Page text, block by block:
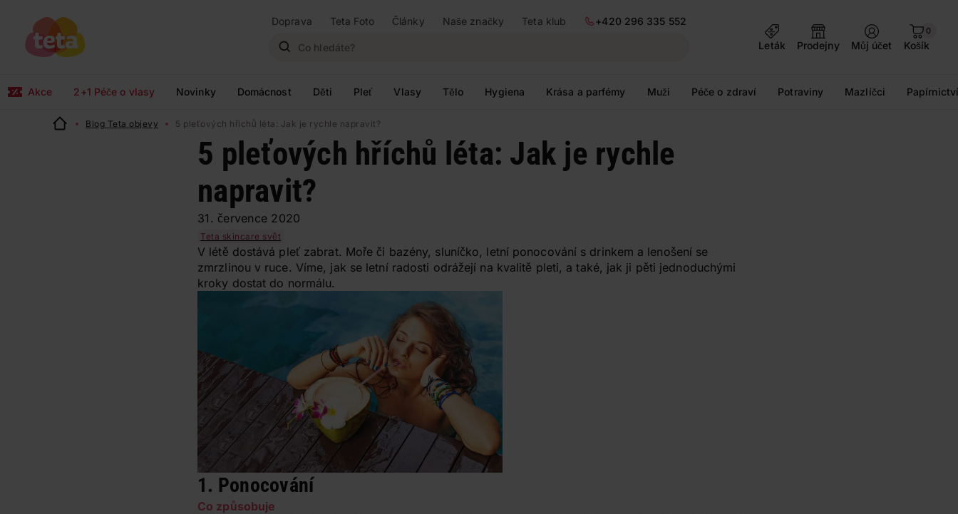
Doprava Teta Foto Články Naše značky Teta klub
+420 296 335 552
Leták
Prodejny Můj účet
0
Košík
Akce 2+1 Péče o vlasy Novinky Domácnost Děti Pleť Vlasy Tělo Hygiena Krása a parfémy Muži Péče o zdraví Potraviny Mazlíčci
Blog Teta objevy 5 pleťových hříchů léta: Jak je rychle napravit?
5 pleťových hříchů léta: Jak je rychle
napravit?
31. července 2020
Teta skincare svět
V létě dostává pleť zabrat. Moře či bazény, sluníčko, letní ponocování s drinkem a lenošení se
zmrzlinou v ruce. Víme, jak se letní radosti odrážejí na kvalitě pleti, a také, jak ji pěti jednoduchými
kroky dostat do normálu.
1. Ponocování
Co způsobuje